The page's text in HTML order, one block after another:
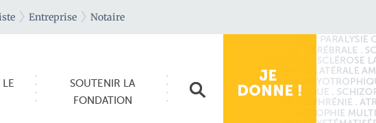
Entreprise Notaire
SOUTENIR LA
FONDATION